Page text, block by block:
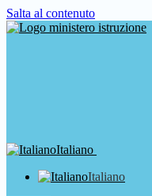
Salta al contenuto
Italiano
Italiano